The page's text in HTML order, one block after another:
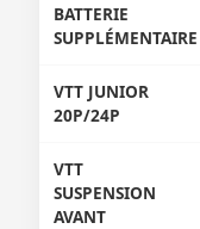
BATTERIE
SUPPLÉMENTAIRE
VTT JUNIOR
20P/24P
VTT
SUSPENSION
AVANT